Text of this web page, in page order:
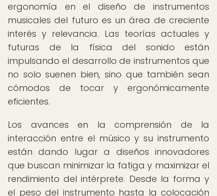
ergonomía en el diseño de instrumentos
musicales del futuro es un área de creciente
interés y relevancia. Las teorías actuales y
futuras de la física del sonido están
impulsando el desarrollo de instrumentos que
no solo suenen bien, sino que también sean
cómodos de tocar y ergonómicamente
eficientes.
Los avances en la comprensión de la
interacción entre el músico y su instrumento
están dando lugar a diseños innovadores
que buscan minimizar la fatiga y maximizar el
rendimiento del intérprete. Desde la forma y
el peso del instrumento hasta la colocación